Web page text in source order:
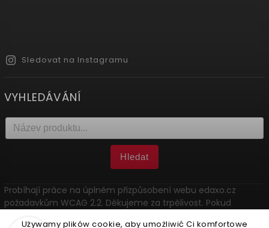
Używamy plików cookie, aby umożliwić Ci komfortowe
Sledovat na Instagramu
VYHLEDÁVÁNÍ
Hledat
Probíhají práce na úplném přizpůsobení webu edaxo.cz
požadavkům WCAG 2.2. Děkujeme za trpělivost. Pokud